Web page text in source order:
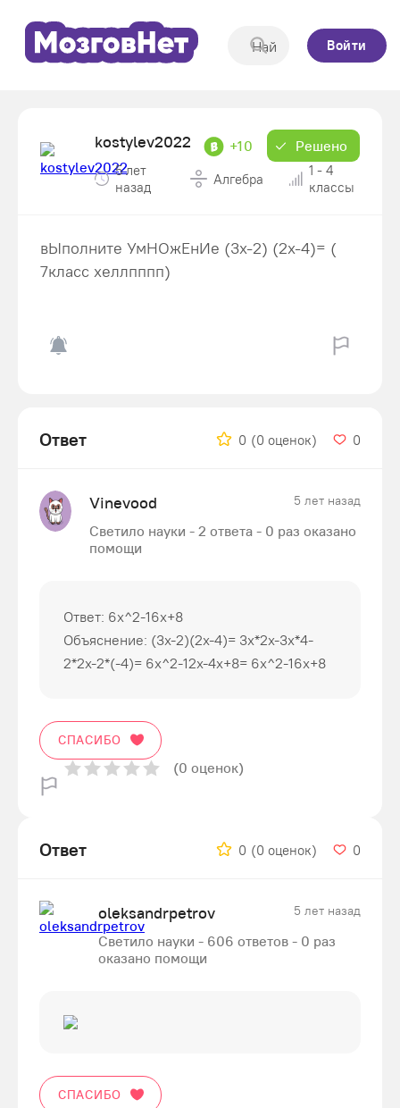
Войти
kostylev2022 +10 Решено
5 лет
назад
Алгебра
1 - 4
классы
вЫполните УмНОжЕнИе (3x-2) (2x-4)= (
7класс хеллпппп)
Ответ 0 (0 оценок) 0
Vinevood 5 лет назад
Светило науки - 2 ответа - 0 раз оказано
помощи
Ответ: 6x^2-16x+8
Объяснение: (3x-2)(2x-4)= 3x*2x-3x*4-
2*2x-2*(-4)= 6x^2-12x-4x+8= 6x^2-16x+8
СПАСИБО
(0 оценок)
Ответ 0 (0 оценок) 0
oleksandrpetrov 5 лет назад
Светило науки - 606 ответов - 0 раз
оказано помощи
СПАСИБО